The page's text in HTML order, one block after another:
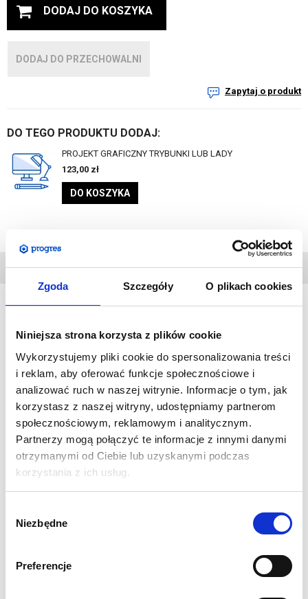
Zgoda Szczegóły O plikach cookies
Niniejsza strona korzysta z plików cookie
Wykorzystujemy pliki cookie do spersonalizowania treści
i reklam, aby oferować funkcje społecznościowe i
analizować ruch w naszej witrynie. Informacje o tym, jak
korzystasz z naszej witryny, udostępniamy partnerom
społecznościowym, reklamowym i analitycznym.
Partnerzy mogą połączyć te informacje z innymi danymi
otrzymanymi od Ciebie lub uzyskanymi podczas
korzystania z ich usług.
zgody
Niezbędne
Preferencje
DODAJ DO KOSZYKA
DODAJ DO PRZECHOWALNI
Zapytaj o produkt
DO TEGO PRODUKTU DODAJ:
PROJEKT GRAFICZNY TRYBUNKI LUB LADY
123,00 zł
DO KOSZYKA
Trybunka Nerka cechuje się łatwym i szybkim montażem w
sztywnym rzepie. Wytrzymała konstrukcja pozwala na
obciążenie blatu materiałami reklamowymi lub poczęstunkiem.
Trybunka sprawdzi się wszędzie tam gdzie musimy
prezentować swoje produkty, witać klientów, lub prowadzić
przemówienie. Jest to uniwersalny produkt świetnie
uzupełniający się z pozostałymi systemami z naszej oferty.
Opakowanie:
Wydruk- wykonany na folii monomerycznej z laminatem.